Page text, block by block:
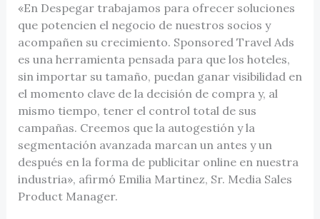
«En Despegar trabajamos para ofrecer soluciones
que potencien el negocio de nuestros socios y
acompañen su crecimiento. Sponsored Travel Ads
es una herramienta pensada para que los hoteles,
sin importar su tamaño, puedan ganar visibilidad en
el momento clave de la decisión de compra y, al
mismo tiempo, tener el control total de sus
campañas. Creemos que la autogestión y la
segmentación avanzada marcan un antes y un
después en la forma de publicitar online en nuestra
industria», afirmó Emilia Martinez, Sr. Media Sales
Product Manager.